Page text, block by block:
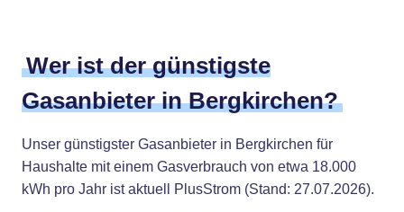
Wer ist der günstigste
Gasanbieter in Bergkirchen?
Unser günstigster Gasanbieter in Bergkirchen für
Haushalte mit einem Gasverbrauch von etwa 18.000
kWh pro Jahr ist aktuell PlusStrom (Stand: 27.07.2026).